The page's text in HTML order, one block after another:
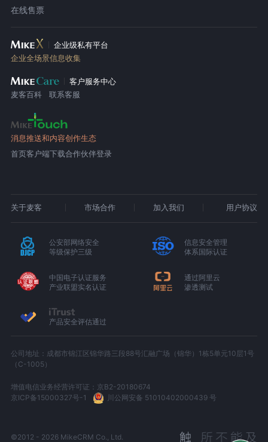
在线售票
企业级私有平台
企业全场景信息收集
客户服务中心
麦客百科
联系客服
消息推送和内容创作生态
首页客户端下载合作伙伴登录
关于麦客 市场合作 加入我们 用户协议
公安部网络安全
等级保护三级
信息安全管理
体系国际认证
中国电子认证服务
产业联盟实名认证
通过阿里云
渗透测试
产品安全评估通过
公司地址：成都市锦江区锦华路三段88号汇融广场（锦华）1栋5单元10层1号
（C-1005）
增值电信业务经营许可证：京B2-20180674
京ICP备15000327号-1
川公网安备 51010402000439 号
©2012 - 2026 MikeCRM Co., Ltd.